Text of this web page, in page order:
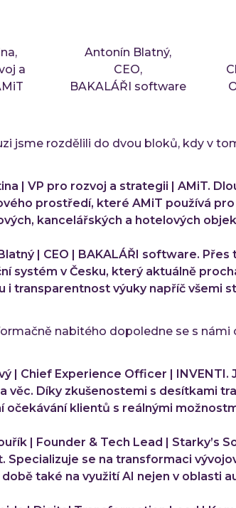
a
Antonín Blatný,
CEO,
BAKALÁŘI software
jsme rozdělili do dvou bloků, kdy v
| VP pro rozvoj a strategii | AMiT.
prostředí, které AMiT používá
kancelářských a hotelových
| CEO | BAKALÁŘI software.
systém v Česku, který aktuálně
i transparentnost výuky napříč všemi
nabitého dopoledne se s
| Chief Experience Officer |
věc. Díky zkušenostemi s desítkami
očekávání klientů s reálnými
| Founder & Tech Lead |
Specializuje se na transformaci
také na využití AI nejen v oblasti